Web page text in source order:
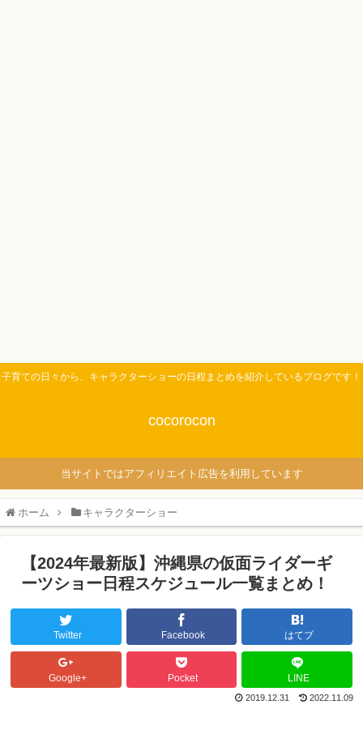
子育ての日々から、キャラクターショーの日程まとめを紹介しているブログです！
cocorocon
当サイトではアフィリエイト広告を利用しています
ホーム キャラクターショー
【2024年最新版】沖縄県の仮面ライダーギ
ーツショー日程スケジュール一覧まとめ！
Twitter Facebook はてブ
Google+ Pocket LINE
2019.12.31 2022.11.09